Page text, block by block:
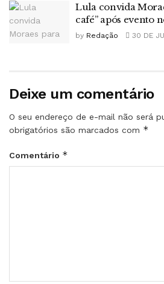
Lula convida
café” após evento
by Redação 30 DE
Deixe um comentário
O seu endereço de e-mail não será
obrigatórios são marcados com *
Comentário *